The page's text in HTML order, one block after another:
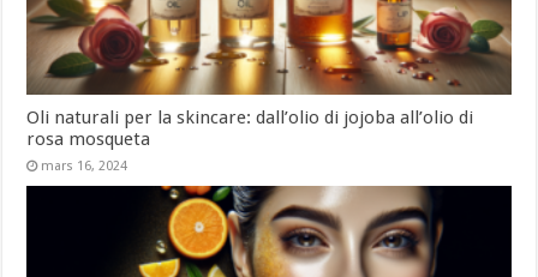
Oli naturali per la skincare: dall’olio di jojoba all’olio di
rosa mosqueta
mars 16, 2024